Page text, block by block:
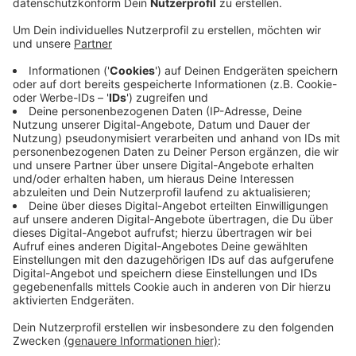
Veröffentlicht:Montag, 22.04.2024 10:43
Anzeige
Der Rundkurs fürs Radfahren geht durch´s
Mettmanner Stadtgebiet bis zum Ortseingang
Wülfrath. Wendepunkt ist an der Ostangente. Der
Rundkurs muss bei der Sprintstrecke zweimal und bei
der Kurzdistanz viermal absolviert werden. Die
Radstrecke ist komplett abgesperrt. Auch in der
Mettmanner Innenstadt gibt es bis 13 Uhr
Einschränkungen wegen des Duathlons. Alle Infos zu
dem Sportevent findet ihr hier.